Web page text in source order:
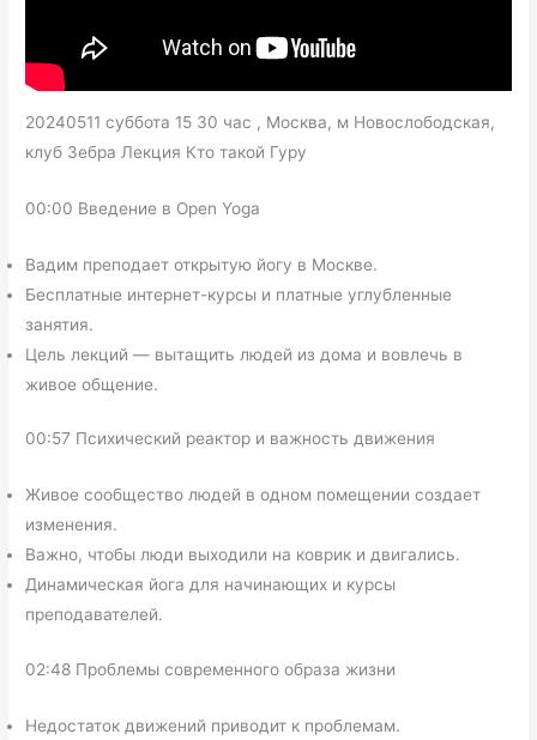
20240511 суббота 15 30 час , Москва, м Новослободская,
клуб Зебра Лекция Кто такой Гуру
00:00 Введение в Open Yoga
Вадим преподает открытую йогу в Москве.
Бесплатные интернет-курсы и платные углубленные
занятия.
Цель лекций — вытащить людей из дома и вовлечь в
живое общение.
00:57 Психический реактор и важность движения
Живое сообщество людей в одном помещении создает
изменения.
Важно, чтобы люди выходили на коврик и двигались.
Динамическая йога для начинающих и курсы
преподавателей.
02:48 Проблемы современного образа жизни
Недостаток движений приводит к проблемам.